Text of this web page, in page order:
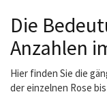
Die
Anzahlen
Hier finden Sie die
der einzelnen Rose